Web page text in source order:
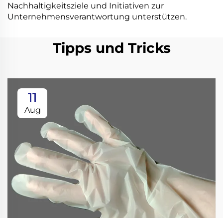
Nachhaltigkeitsziele und Initiativen zur
Unternehmensverantwortung unterstützen.
Tipps und Tricks
11
Aug